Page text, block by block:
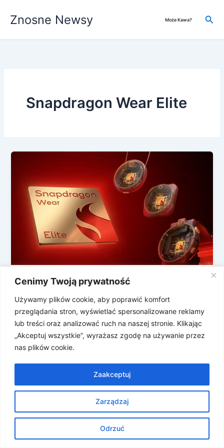
Cenimy Twoją prywatność
Używamy plików cookie, aby poprawić komfort
przeglądania stron, wyświetlać spersonalizowane reklamy
lub treści oraz analizować ruch na naszej stronie. Klikając
„Akceptuj wszystkie”, wyrażasz zgodę na używanie przez
nas plików cookie.
Zarządzaj
Odrzuć
Zaakceptuj
Znosne Newsy Może Kawa?
Snapdragon Wear Elite
Przyszłość AI? Snapdragon Wear Elite
Podczas gdy Xiaomi pokazuje cyfrowe samochody,
firma Qualcomm zaprezentowała w Barcelonie
nowość, która trafi prosto na nasze nadgarstki.
Zapomnij o […]
Prawa autorskie © 2026 Znosne Newsy | Obsługiwane przez
Motyw Astra WordPress